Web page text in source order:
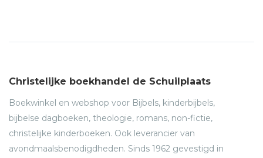
Christelijke boekhandel de Schuilplaats
Boekwinkel en webshop voor Bijbels, kinderbijbels,
bijbelse dagboeken, theologie, romans, non-fictie,
christelijke kinderboeken. Ook leverancier van
avondmaalsbenodigdheden. Sinds 1962 gevestigd in